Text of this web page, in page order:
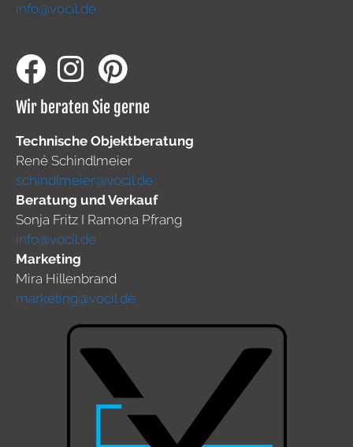
info@vocil.de
Wir beraten Sie gerne
Technische Objektberatung
René Schindlmeier
schindlmeier@vocil.de
Beratung und Verkauf
Sonja Fritz I Ramona Pfrang
info@vocil.de
Marketing
Mira Hillenbrand
marketing@vocil.de